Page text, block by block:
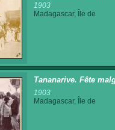
1903
Madagascar, Île de
Tananarive. Fête
1903
Madagascar, Île de